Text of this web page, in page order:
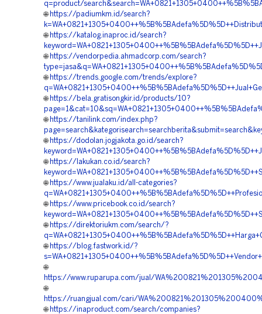
q=product/
🌐 https://padiumkm.id/search?
🌐 https://katalog.inaproc.id/search?
🌐 https://vendorpedia.ahmadcorp.com/search?
🌐 https://trends.google.com/trends/explore?
🌐 https://bela.gratisongkir.id/products/10?
🌐 https://tanilink.com/index.php?
🌐 https://dodolan.jogjakota.go.id/search?
🌐 https://lakukan.co.id/search?
🌐 https://www.jualaku.id/all-categories?
🌐 https://www.pricebook.co.id/search?
🌐 https://direktoriukm.com/search/?
🌐 https://blog.fastwork.id/?
🌐
https://www.ruparupa.com/jual/
🌐
https://ruangjual.com/cari/
🌐 https://inaproduct.com/search/companies?